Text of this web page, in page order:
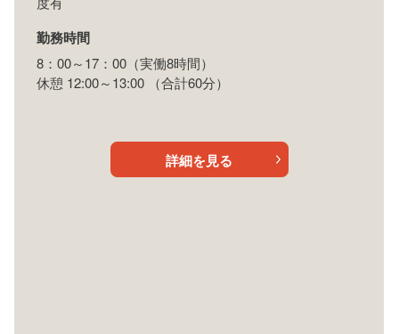
勤務時間
8：00～17：00（実働8時間）
休憩 12:00～13:00 （合計60分）
詳細を見る